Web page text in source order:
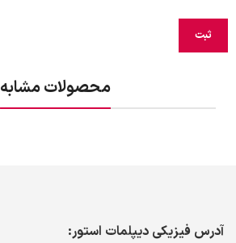
محصولات مشابه
آدرس فیزیکی دیپلمات استور: